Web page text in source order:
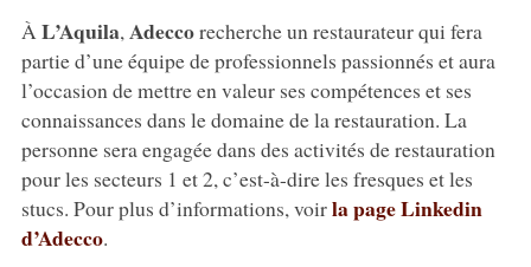
À L’Aquila, Adeccorecherche un restaurateur qui fera
partie d’une équipe de professionnels passionnés et aura
l’occasion de mettre en valeur ses compétences et ses
connaissances dans le domaine de la restauration. La
personne sera engagée dans des activités de restauration
pour les secteurs 1 et 2, c’est-à-dire les fresques et les
stucs. Pour plus d’informations, voirla page Linkedin
d’Adecco.